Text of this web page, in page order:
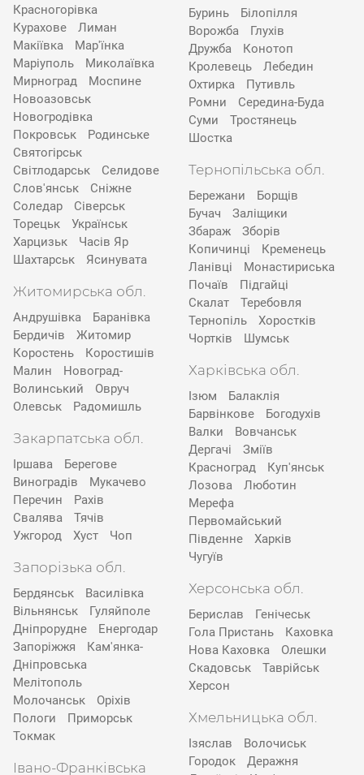
Красногорівка
Курахове
Лиман
Макіївка
Мар'їнка
Маріуполь
Миколаївка
Мирноград
Моспине
Новоазовськ
Новогродівка
Покровськ
Родинське
Святогірськ
Світлодарськ
Селидове
Слов'янськ
Сніжне
Соледар
Сіверськ
Торецьк
Українськ
Харцизьк
Часів Яр
Шахтарськ
Ясинувата
Житомирська обл.
Андрушівка
Баранівка
Бердичів
Житомир
Коростень
Коростишів
Малин
Новоград-
Волинський
Овруч
Олевськ
Радомишль
Закарпатська обл.
Іршава
Берегове
Виноградів
Мукачево
Перечин
Рахів
Свалява
Тячів
Ужгород
Хуст Чоп
Запорізька обл.
Бердянськ
Василівка
Вільнянськ
Гуляйполе
Дніпрорудне
Енергодар
Запоріжжя
Кам'янка-
Дніпровська
Мелітополь
Молочанськ
Оріхів
Пологи
Приморськ
Токмак
Івано-Франківська
Буринь
Білопілля
Ворожба
Глухів
Дружба
Конотоп
Кролевець
Лебедин
Охтирка
Путивль
Ромни
Середина-Буда
Суми
Тростянець
Шостка
Тернопільська обл.
Бережани
Борщів
Бучач
Заліщики
Збараж
Зборів
Копичинці
Кременець
Ланівці
Монастириська
Почаїв
Підгайці
Скалат
Теребовля
Тернопіль
Хоростків
Чортків
Шумськ
Харківська обл.
Ізюм
Балаклія
Барвінкове
Богодухів
Валки
Вовчанськ
Дергачі
Зміїв
Красноград
Куп'янськ
Лозова
Люботин
Мерефа
Первомайський
Південне
Харків
Чугуїв
Херсонська обл.
Берислав
Генічеськ
Гола Пристань
Каховка
Нова Каховка
Олешки
Скадовськ
Таврійськ
Херсон
Хмельницька обл.
Ізяслав
Волочиськ
Городок
Деражня